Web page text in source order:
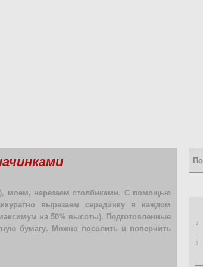
моем, нарезаем столбиками. С помощью
вырезаем серединку в каждом
на 50% высоты). Подготовленные
бумагу. Можно посолить и поперчить